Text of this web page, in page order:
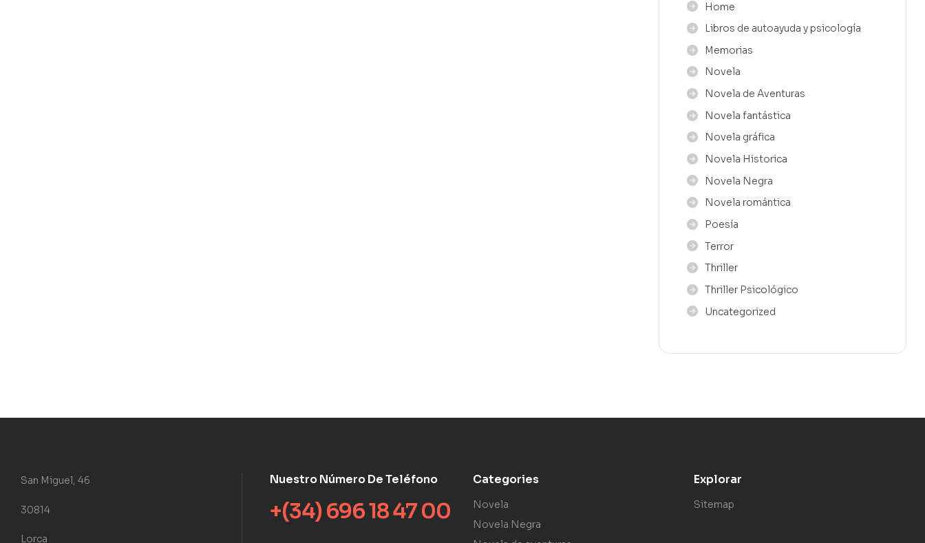
Home
Libros de autoayuda y psicología
Memorias
Novela
Novela de Aventuras
Novela fantástica
Novela gráfica
Novela Historica
Novela Negra
Novela romántica
Poesía
Terror
Thriller
Thriller Psicológico
Uncategorized
San Miguel, 46
30814
Lorca
Nuestro Número De Teléfono
+(34) 696 18 47 00
Categories
Novela
Novela Negra
Explorar
Sitemap